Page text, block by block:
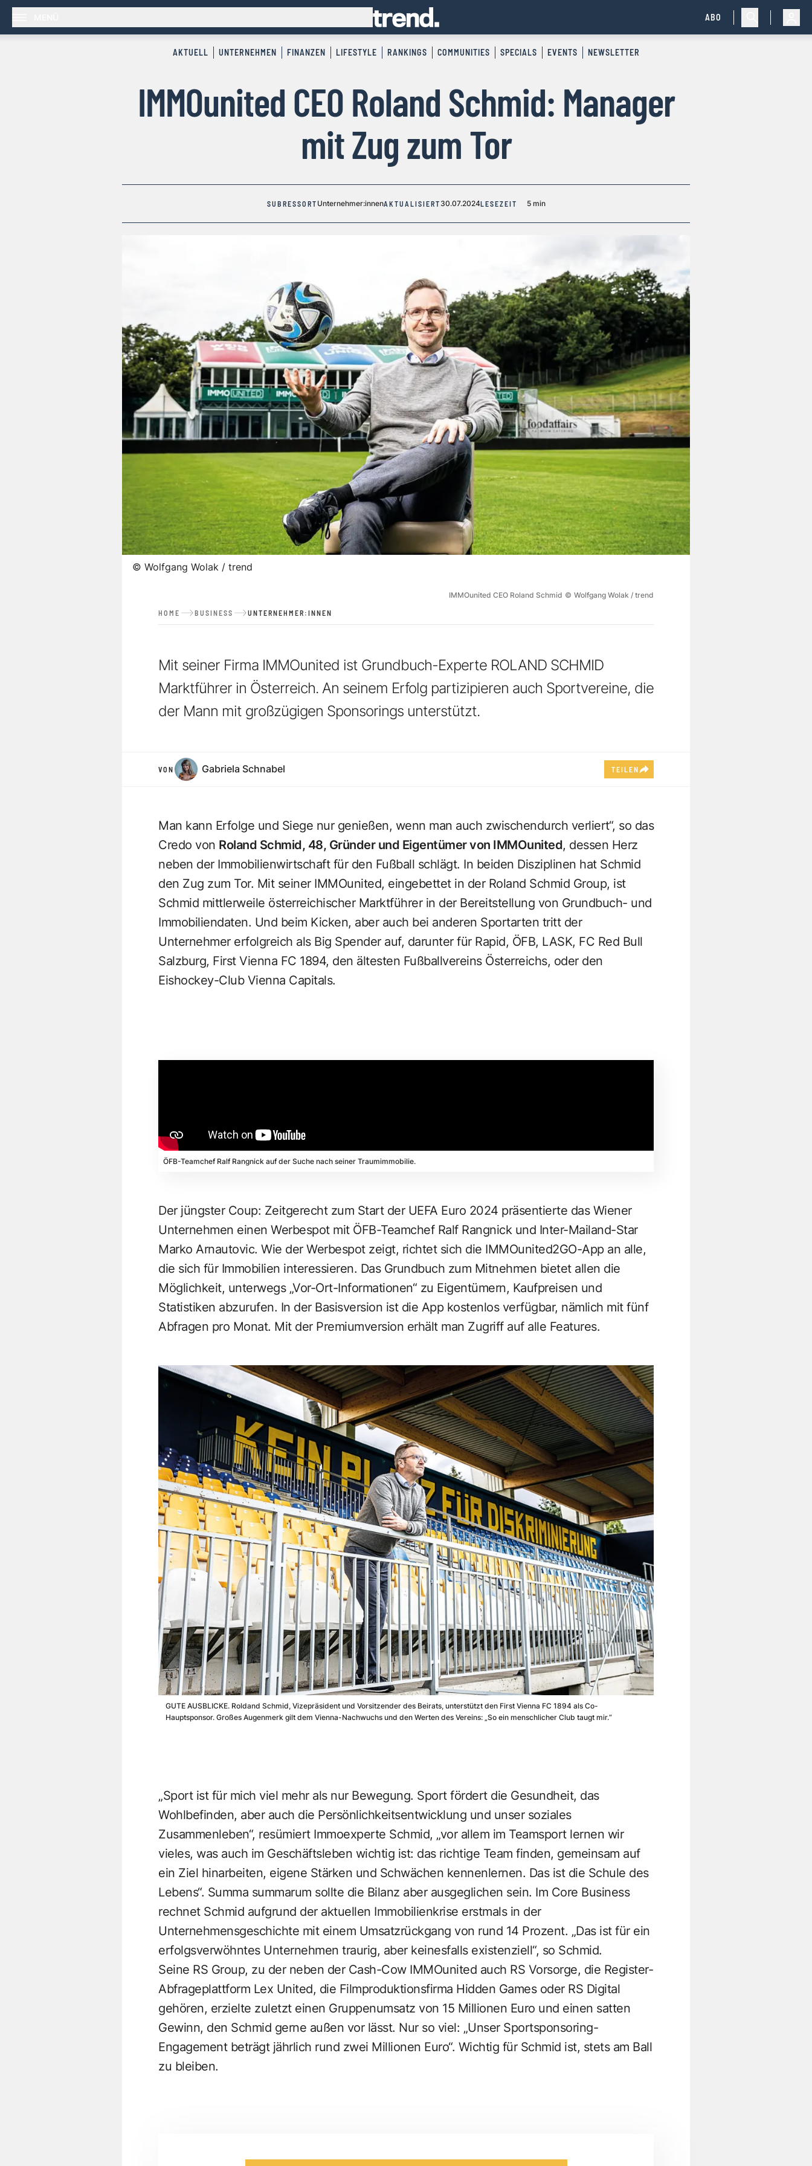
ABO
AKTUELL UNTERNEHMEN FINANZEN LIFESTYLE RANKINGS COMMUNITIES SPECIALS EVENTS NEWSLETTER
IMMOunited CEO Roland Schmid: Manager
mit Zug zum Tor
SUBRESSORT Unternehmer:innenAKTUALISIERT 30.07.2024LESEZEIT 5 min
© Wolfgang Wolak / trend
IMMOunited CEO Roland Schmid © Wolfgang Wolak / trend
HOME BUSINESS UNTERNEHMER:INNEN
Mit seiner Firma IMMOunited ist Grundbuch-Experte ROLAND SCHMID
Marktführer in Österreich. An seinem Erfolg partizipieren auch Sportvereine, die
der Mann mit großzügigen Sponsorings unterstützt.
VON Gabriela Schnabel TEILEN
Man kann Erfolge und Siege nur genießen, wenn man auch zwischendurch verliert“, so das
Credo von Roland Schmid, 48, Gründer und Eigentümer von IMMOunited, dessen Herz
neben der Immobilienwirtschaft für den Fußball schlägt. In beiden Disziplinen hat Schmid
den Zug zum Tor. Mit seiner IMMOunited, eingebettet in der Roland Schmid Group, ist
Schmid mittlerweile österreichischer Marktführer in der Bereitstellung von Grundbuch- und
Immobiliendaten. Und beim Kicken, aber auch bei anderen Sportarten tritt der
Unternehmer erfolgreich als Big Spender auf, darunter für Rapid, ÖFB, LASK, FC Red Bull
Salzburg, First Vienna FC 1894, den ältesten Fußballvereins Österreichs, oder den
Eishockey-Club Vienna Capitals.
ÖFB-Teamchef Ralf Rangnick auf der Suche nach seiner Traumimmobilie.
Der jüngster Coup: Zeitgerecht zum Start der UEFA Euro 2024 präsentierte das Wiener
Unternehmen einen Werbespot mit ÖFB-Teamchef Ralf Rangnick und Inter-Mailand-Star
Marko Arnautovic. Wie der Werbespot zeigt, richtet sich die IMMOunited2GO-Appan alle,
die sich für Immobilien interessieren. Das Grundbuch zum Mitnehmen bietet allen die
Möglichkeit, unterwegs „Vor-Ort-Informationen“ zu Eigentümern, Kaufpreisen und
Statistiken abzurufen. In der Basisversion ist die App kostenlos verfügbar, nämlich mit fünf
Abfragen pro Monat. Mit der Premiumversion erhält man Zugriff auf alle Features.
GUTE AUSBLICKE. Roldand Schmid, Vizepräsident und Vorsitzender des Beirats, unterstützt den First Vienna FC 1894 als Co-
Hauptsponsor. Großes Augenmerk gilt dem Vienna-Nachwuchs und den Werten des Vereins: „So ein menschlicher Club taugt mir.“
„Sport ist für mich viel mehr als nur Bewegung. Sport fördert die Gesundheit, das
Wohlbefinden, aber auch die Persönlichkeitsentwicklung und unser soziales
Zusammenleben“, resümiert Immoexperte Schmid, „vor allem im Teamsport lernen wir
vieles, was auch im Geschäftsleben wichtig ist: das richtige Team finden, gemeinsam auf
ein Ziel hinarbeiten, eigene Stärken und Schwächen kennenlernen. Das ist die Schule des
Lebens“. Summa summarum sollte die Bilanz aber ausgeglichen sein. Im Core Business
rechnet Schmid aufgrund der aktuellen Immobilienkrise erstmals in der
Unternehmensgeschichte mit einem Umsatzrückgang von rund 14 Prozent. „Das ist für ein
erfolgsverwöhntes Unternehmen traurig, aber keinesfalls existenziell“, so Schmid.
Seine RS Group, zu der neben der Cash-Cow IMMOunited auch RS Vorsorge, die Register-
Abfrageplattform Lex United, die Filmproduktionsfirma Hidden Gamesoder RS Digital
gehören, erzielte zuletzt einen Gruppenumsatz von 15 Millionen Euro und einen satten
Gewinn, den Schmid gerne außen vor lässt. Nur so viel: „Unser Sportsponsoring-
Engagement beträgt jährlich rund zwei Millionen Euro“. Wichtig für Schmid ist, stets am Ball
zu bleiben.